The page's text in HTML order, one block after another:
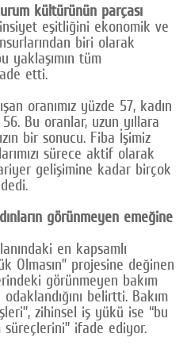
kültürünün parçası
eşitliğini ekonomik ve
biri olarak
yaklaşımın tüm
etti.
oranımız yüzde 57, kadın
Bu oranlar, uzun yıllara
bir sonucu. Fiba İşimiz
sürece aktif olarak
gelişimine kadar birçok
görünmeyen emeğine
en kapsamlı
Olmasın” projesine değinen
görünmeyen bakım
belirtti. Bakım
zihinsel iş yükü ise “bu
ifade ediyor.